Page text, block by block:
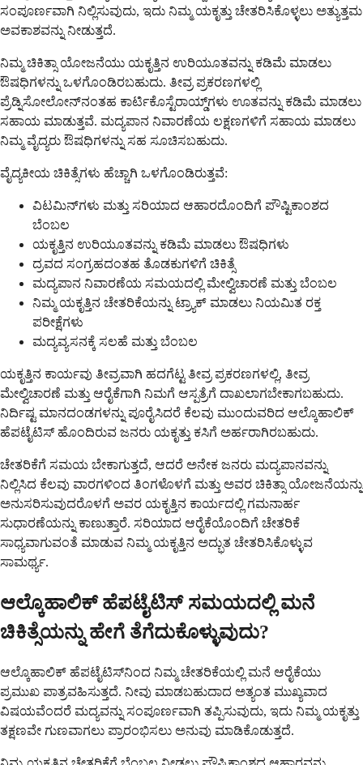
ಸಂಪೂರ್ಣವಾಗಿ ನಿಲ್ಲಿಸುವುದು, ಇದು ನಿಮ್ಮ ಯಕೃತ್ತು ಚೇತರಿಸಿಕೊಳ್ಳಲು ಅತ್ಯುತ್ತಮ
ಅವಕಾಶವನ್ನು ನೀಡುತ್ತದೆ.
ನಿಮ್ಮ ಚಿಕಿತ್ಸಾ ಯೋಜನೆಯು ಯಕೃತ್ತಿನ ಉರಿಯೂತವನ್ನು ಕಡಿಮೆ ಮಾಡಲು
ಔಷಧಿಗಳನ್ನು ಒಳಗೊಂಡಿರಬಹುದು. ತೀವ್ರ ಪ್ರಕರಣಗಳಲ್ಲಿ
ಪ್ರೆಡ್ನಿಸೋಲೋನ್‌ನಂತಹ ಕಾರ್ಟಿಕೊಸ್ಟೆರಾಯ್ಡ್‌ಗಳು ಊತವನ್ನು ಕಡಿಮೆ ಮಾಡಲು
ಸಹಾಯ ಮಾಡುತ್ತವೆ. ಮದ್ಯಪಾನ ನಿವಾರಣೆಯ ಲಕ್ಷಣಗಳಿಗೆ ಸಹಾಯ ಮಾಡಲು
ನಿಮ್ಮ ವೈದ್ಯರು ಔಷಧಿಗಳನ್ನು ಸಹ ಸೂಚಿಸಬಹುದು.
ವೈದ್ಯಕೀಯ ಚಿಕಿತ್ಸೆಗಳು ಹೆಚ್ಚಾಗಿ ಒಳಗೊಂಡಿರುತ್ತವೆ:
ವಿಟಮಿನ್‌ಗಳು ಮತ್ತು ಸರಿಯಾದ ಆಹಾರದೊಂದಿಗೆ ಪೌಷ್ಟಿಕಾಂಶದ
ಬೆಂಬಲ
ಯಕೃತ್ತಿನ ಉರಿಯೂತವನ್ನು ಕಡಿಮೆ ಮಾಡಲು ಔಷಧಿಗಳು
ದ್ರವದ ಸಂಗ್ರಹದಂತಹ ತೊಡಕುಗಳಿಗೆ ಚಿಕಿತ್ಸೆ
ಮದ್ಯಪಾನ ನಿವಾರಣೆಯ ಸಮಯದಲ್ಲಿ ಮೇಲ್ವಿಚಾರಣೆ ಮತ್ತು ಬೆಂಬಲ
ನಿಮ್ಮ ಯಕೃತ್ತಿನ ಚೇತರಿಕೆಯನ್ನು ಟ್ರ್ಯಾಕ್ ಮಾಡಲು ನಿಯಮಿತ ರಕ್ತ
ಪರೀಕ್ಷೆಗಳು
ಮದ್ಯವ್ಯಸನಕ್ಕೆ ಸಲಹೆ ಮತ್ತು ಬೆಂಬಲ
ಯಕೃತ್ತಿನ ಕಾರ್ಯವು ತೀವ್ರವಾಗಿ ಹದಗೆಟ್ಟ ತೀವ್ರ ಪ್ರಕರಣಗಳಲ್ಲಿ, ತೀವ್ರ
ಮೇಲ್ವಿಚಾರಣೆ ಮತ್ತು ಆರೈಕೆಗಾಗಿ ನಿಮಗೆ ಆಸ್ಪತ್ರೆಗೆ ದಾಖಲಾಗಬೇಕಾಗಬಹುದು.
ನಿರ್ದಿಷ್ಟ ಮಾನದಂಡಗಳನ್ನು ಪೂರೈಸಿದರೆ ಕೆಲವು ಮುಂದುವರಿದ ಆಲ್ಕೊಹಾಲಿಕ್
ಹೆಪಟೈಟಿಸ್ ಹೊಂದಿರುವ ಜನರು ಯಕೃತ್ತು ಕಸಿಗೆ ಅರ್ಹರಾಗಿರಬಹುದು.
ಚೇತರಿಕೆಗೆ ಸಮಯ ಬೇಕಾಗುತ್ತದೆ, ಆದರೆ ಅನೇಕ ಜನರು ಮದ್ಯಪಾನವನ್ನು
ನಿಲ್ಲಿಸಿದ ಕೆಲವು ವಾರಗಳಿಂದ ತಿಂಗಳೊಳಗೆ ಮತ್ತು ಅವರ ಚಿಕಿತ್ಸಾ ಯೋಜನೆಯನ್ನು
ಅನುಸರಿಸುವುದರೊಳಗೆ ಅವರ ಯಕೃತ್ತಿನ ಕಾರ್ಯದಲ್ಲಿ ಗಮನಾರ್ಹ
ಸುಧಾರಣೆಯನ್ನು ಕಾಣುತ್ತಾರೆ. ಸರಿಯಾದ ಆರೈಕೆಯೊಂದಿಗೆ ಚೇತರಿಕೆ
ಸಾಧ್ಯವಾಗುವಂತೆ ಮಾಡುವ ನಿಮ್ಮ ಯಕೃತ್ತಿನ ಅದ್ಭುತ ಚೇತರಿಸಿಕೊಳ್ಳುವ
ಸಾಮರ್ಥ್ಯ.
ಆಲ್ಕೊಹಾಲಿಕ್ ಹೆಪಟೈಟಿಸ್ ಸಮಯದಲ್ಲಿ ಮನೆ
ಚಿಕಿತ್ಸೆಯನ್ನು ಹೇಗೆ ತೆಗೆದುಕೊಳ್ಳುವುದು?
ಆಲ್ಕೊಹಾಲಿಕ್ ಹೆಪಟೈಟಿಸ್‌ನಿಂದ ನಿಮ್ಮ ಚೇತರಿಕೆಯಲ್ಲಿ ಮನೆ ಆರೈಕೆಯು
ಪ್ರಮುಖ ಪಾತ್ರವಹಿಸುತ್ತದೆ. ನೀವು ಮಾಡಬಹುದಾದ ಅತ್ಯಂತ ಮುಖ್ಯವಾದ
ವಿಷಯವೆಂದರೆ ಮದ್ಯವನ್ನು ಸಂಪೂರ್ಣವಾಗಿ ತಪ್ಪಿಸುವುದು, ಇದು ನಿಮ್ಮ ಯಕೃತ್ತು
ತಕ್ಷಣವೇ ಗುಣವಾಗಲು ಪ್ರಾರಂಭಿಸಲು ಅನುವು ಮಾಡಿಕೊಡುತ್ತದೆ.